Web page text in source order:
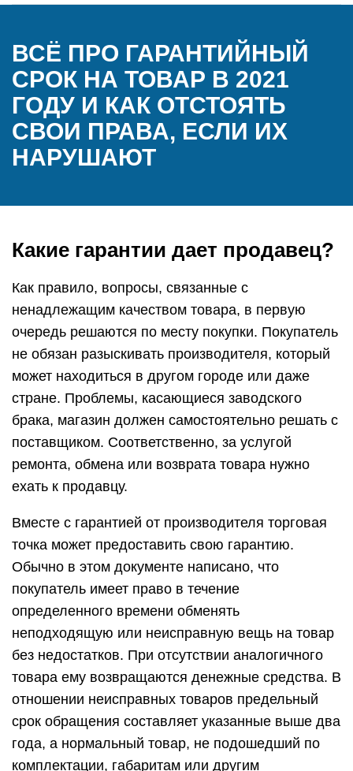
ВСЁ ПРО ГАРАНТИЙНЫЙ
СРОК НА ТОВАР В 2021
ГОДУ И КАК ОТСТОЯТЬ
СВОИ ПРАВА, ЕСЛИ ИХ
НАРУШАЮТ
Какие гарантии дает продавец?
Как правило, вопросы, связанные с
ненадлежащим качеством товара, в первую
очередь решаются по месту покупки. Покупатель
не обязан разыскивать производителя, который
может находиться в другом городе или даже
стране. Проблемы, касающиеся заводского
брака, магазин должен самостоятельно решать с
поставщиком. Соответственно, за услугой
ремонта, обмена или возврата товара нужно
ехать к продавцу.
Вместе с гарантией от производителя торговая
точка может предоставить свою гарантию.
Обычно в этом документе написано, что
покупатель имеет право в течение
определенного времени обменять
неподходящую или неисправную вещь на товар
без недостатков. При отсутствии аналогичного
товара ему возвращаются денежные средства. В
отношении неисправных товаров предельный
срок обращения составляет указанные выше два
года, а нормальный товар, не подошедший по
комплектации, габаритам или другим